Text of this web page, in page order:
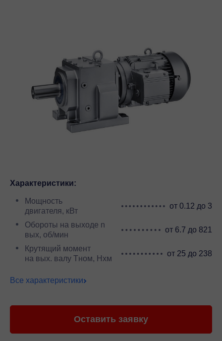
Характеристики:
Мощность
двигателя, кВт
от 0.12 до 3
Обороты на выходе n
вых, об/мин
от 6.7 до 821
Крутящий момент
на вых. валу Тном, Нхм
от 25 до 238
Все характеристики
Оставить заявку